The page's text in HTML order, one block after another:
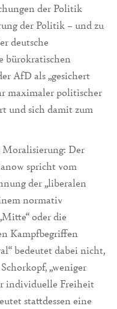
der Politik
der Politik – und zu
deutsche
bürokratischen
AfD als „gesichert
maximaler politischer
und sich damit zum
Moralisierung: Der
spricht vom
der „liberalen
normativ
oder die
Kampfbegriffen
bedeutet dabei nicht,
„weniger
individuelle Freiheit
stattdessen eine